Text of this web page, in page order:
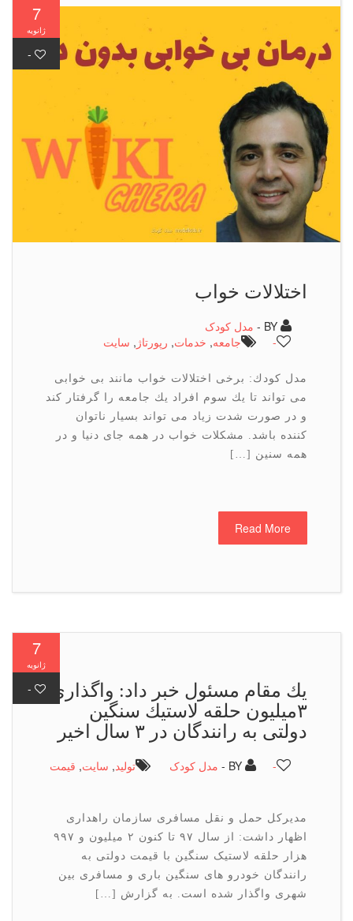
7
-
اختلالات خواب
مدل کودک
جامعه,خدمات, رپورتاژ, سایت
مدل كودك: برخی اختلالات خواب مانند بی خوابی
می تواند تا یك سوم افراد یك جامعه را گرفتار كند
و در صورت شدت زیاد می تواند بسیار ناتوان
كننده باشد. مشکلات خواب در همه جای دنیا و در
همه سنین […]
Read More
یك مقام مسئول خبر داد: واگذاری
۳میلیون حلقه لاستیك سنگین
دولتی به رانندگان در ۳ سال اخیر
BY - مدل کودک تولید ,سایت,قیمت
مدیرکل حمل و نقل مسافری سازمان راهداری
اظهار داشت: از سال ۹۷ تا کنون ۲ میلیون و ۹۹۷
هزار حلقه لاستیک سنگین با قیمت دولتی به
رانندگان خودرو های سنگین باری و مسافری بین
شهری واگذار شده است. به گزارش […]